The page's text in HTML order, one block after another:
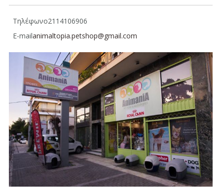
Τηλέφωνο2114106906
E-mailanimaltopia.petshop@gmail.com